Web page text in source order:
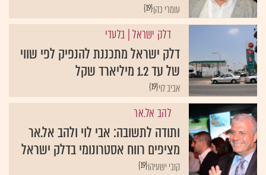
{19}עומרי כהן
דלק ישראל| בלעדי
דלק ישראל מתכננת להנפיק לפי שווי
של עד 1.2 מיליארד שקל
{19}אביב לוי
להב אל.אר
ותודה לתשובה: אבי לוי ולהב אל.אר
מציפים רווח אסטרונומי בדלק ישראל
{19}קובי ישעיהו